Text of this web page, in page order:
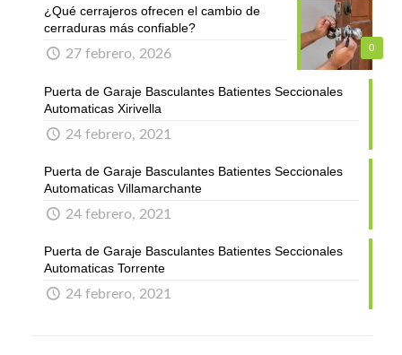
0
¿Qué cerrajeros ofrecen el cambio de
cerraduras más confiable?
27 febrero, 2026
Puerta de Garaje Basculantes Batientes Seccionales
Automaticas Xirivella
24 febrero, 2021
Puerta de Garaje Basculantes Batientes Seccionales
Automaticas Villamarchante
24 febrero, 2021
Puerta de Garaje Basculantes Batientes Seccionales
Automaticas Torrente
24 febrero, 2021